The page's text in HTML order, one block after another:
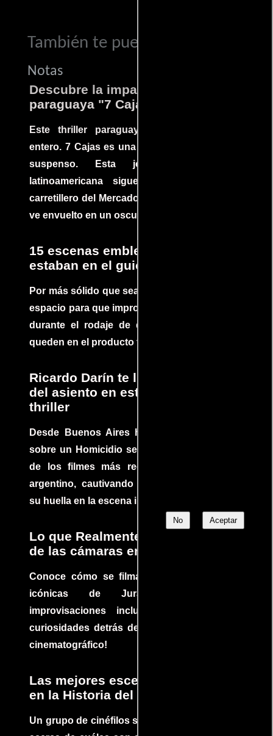
No Aceptar
También te puede interesar...
Notas
Descubre la impactante película
paraguaya "7 Cajas"
Este thriller paraguayo cautivó al mundo
entero. 7 Cajas es una explosión de acción y
suspenso. Esta joya cinematográfica
latinoamericana sigue la historia de un
carretillero del Mercado 4 de Asunción que se
ve envuelto en un oscuro mundo de crimen
15 escenas emblemáticas que no
estaban en el guion
Por más sólido que sea un guión siempre hay
espacio para que improvisaciones que se dan
durante el rodaje de determinadas escenas
queden en el producto final.
Ricardo Darín te llevará al borde
del asiento en este increíble
thriller
Desde Buenos Aires hasta el mundo, Tesis
sobre un Homicidio se ha convertido en uno
de los filmes más recomendados del cine
argentino, cautivando audiencias y dejando
su huella en la escena internacional.
Lo que Realmente Sucedió detrás
de las cámaras en Jurassic Park
Conoce cómo se filmaron algunas escenas
icónicas de Jurassic Park, con
improvisaciones incluidas. ¡Descubre las
curiosidades detrás del rodaje de un clásico
cinematográfico!
Las mejores escenas de acción
en la Historia del cine
Un grupo de cinéfilos se juntaron para debatir